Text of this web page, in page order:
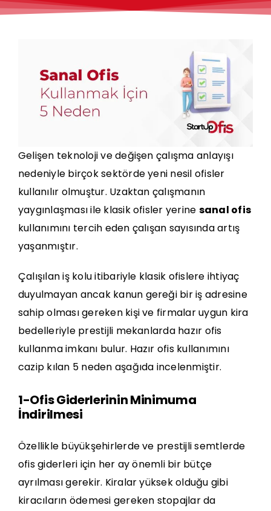
Gelişen teknoloji ve değişen çalışma anlayışı
nedeniyle birçok sektörde yeni nesil ofisler
kullanılır olmuştur. Uzaktan çalışmanın
yaygınlaşması ile klasik ofisler yerine sanal ofis
kullanımını tercih eden çalışan sayısında artış
yaşanmıştır.
Çalışılan iş kolu itibariyle klasik ofislere ihtiyaç
duyulmayan ancak kanun gereği bir iş adresine
sahip olması gereken kişi ve firmalar uygun kira
bedelleriyle prestijli mekanlarda hazır ofis
kullanma imkanı bulur. Hazır ofis kullanımını
cazip kılan 5 neden aşağıda incelenmiştir.
1-Ofis Giderlerinin Minimuma
İndirilmesi
Özellikle büyükşehirlerde ve prestijli semtlerde
ofis giderleri için her ay önemli bir bütçe
ayrılması gerekir. Kiralar yüksek olduğu gibi
kiracıların ödemesi gereken stopajlar da